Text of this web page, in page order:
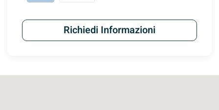
Richiedi Informazioni